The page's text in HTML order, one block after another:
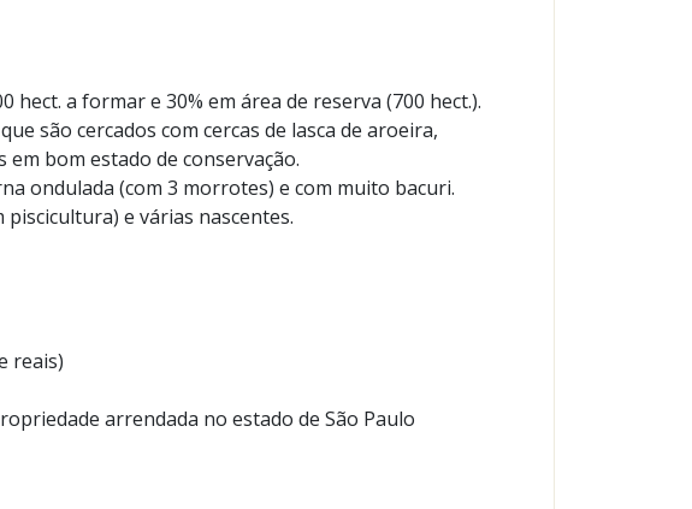
hect. a formar e 30% em área de reserva (700 hect.).
são cercados com cercas de lasca de aroeira,
bom estado de conservação.
ondulada (com 3 morrotes) e com muito bacuri.
e várias nascentes.
reais)
arrendada no estado de São Paulo